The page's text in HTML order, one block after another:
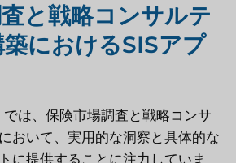
と戦略コンサルテ
におけるSISアプ
は、保険市場調査と戦略コンサ
おいて、実用的な洞察と具体的な
に提供することに注力していま